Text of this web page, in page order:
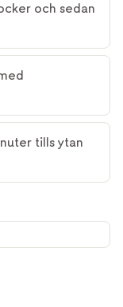
och sedan
tills ytan